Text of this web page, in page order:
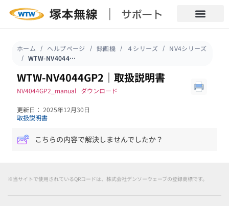
ホーム ヘルプページ 録画機 ４シリーズ
NV4シリーズ
WTW-NV4044GP2｜取扱説明書
WTW-NV4044GP2｜取扱説明書
NV4044GP2_manual ダウンロード
更新日： 2025年12月30日
取扱説明書
こちらの内容で解決しませんでしたか？
※当サイトで使用されているQRコードは、株式会社デンソーウェーブの登録商標です。